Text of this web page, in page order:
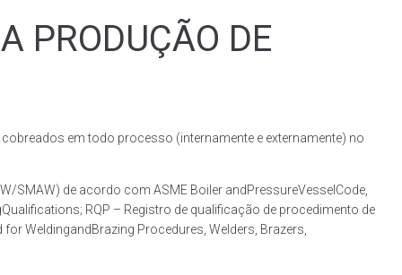
PRODUÇÃO DE
em todo processo (internamente e externamente) no
SMAW) de acordo com ASME Boiler andPressureVesselCode,
RQP – Registro de qualificação de procedimento de
WeldingandBrazing Procedures, Welders, Brazers,